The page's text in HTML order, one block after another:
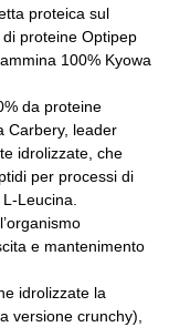
proteica sul
proteine Optipep
100% Kyowa
da proteine
Carbery, leader
idrolizzate, che
per processi di
Leucina.
e mantenimento
idrolizzate la
versione crunchy),